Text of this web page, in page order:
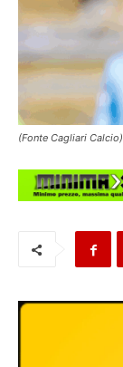
(Fonte Cagliari Calcio)